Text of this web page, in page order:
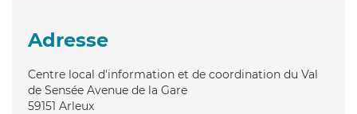
Adresse
Centre local d'information et de coordination du Val
de Sensée Avenue de la Gare
59151 Arleux